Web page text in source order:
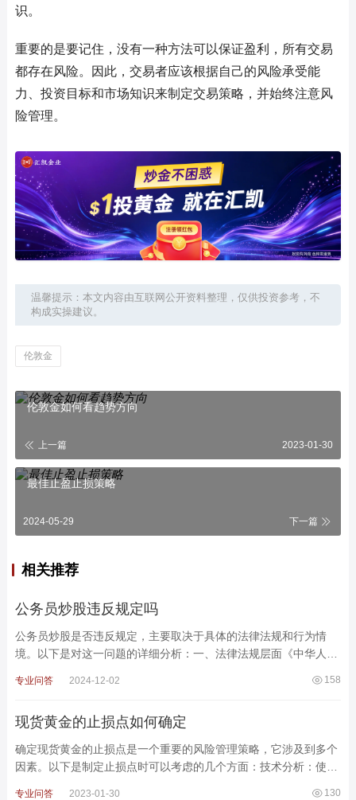
识。
重要的是要记住，没有一种方法可以保证盈利，所有交易
都存在风险。因此，交易者应该根据自己的风险承受能
力、投资目标和市场知识来制定交易策略，并始终注意风
险管理。
温馨提示：本文内容由互联网公开资料整理，仅供投资参考，不
构成实操建议。
伦敦金
伦敦金如何看趋势方向
上一篇 2023-01-30
最佳止盈止损策略
2024-05-29 下一篇
相关推荐
公务员炒股违反规定吗
公务员炒股是否违反规定，主要取决于具体的法律法规和行为情
境。以下是对这一问题的详细分析：一、法律法规层面《中华人民
158
专业问答 2024-12-02
现货黄金的止损点如何确定
确定现货黄金的止损点是一个重要的风险管理策略，它涉及到多个
因素。以下是制定止损点时可以考虑的几个方面：技术分析：使用
130
专业问答 2023-01-30